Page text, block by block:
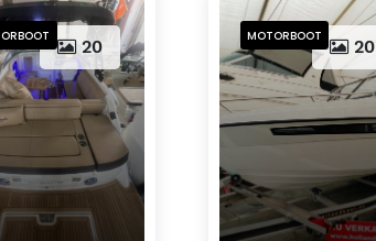
20 20
MOTORBOOT